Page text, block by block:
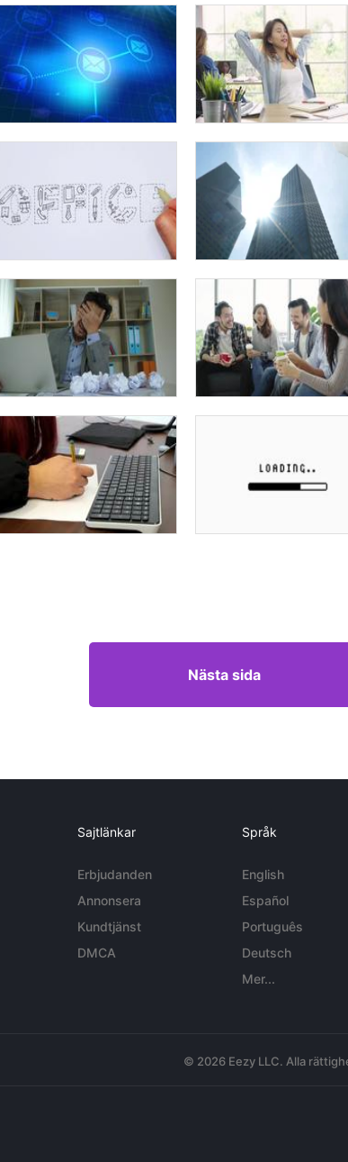
Nästa sida
Sajtlänkar
Erbjudanden
Annonsera
Kundtjänst
DMCA
Språk
English
Español
Português
Deutsch
Mer...
© 2026 Eezy LLC. Alla